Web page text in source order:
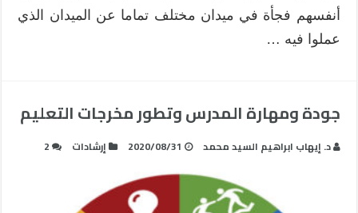
أنفسهم فجأة في ميدان مختلف تماما عن الميدان الذي
عملوا فيه …
جودة ومهارة المدرس وتطور مخرجات التعليم
د. إيهاب ابراهيم السيد محمد 2020/08/31 إرشادات 2